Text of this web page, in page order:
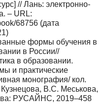
// Лань: электронно-
– URL:
68756 (дата
формы обучения в
в России//
в образо­вании.
и практические
монография/ кол.
В.С. Меськова,
РУСАЙНС, 2019–458